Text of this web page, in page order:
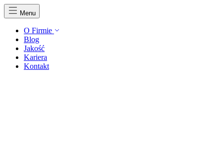
Menu
O Firmie
Blog
Jakość
Kariera
Kontakt